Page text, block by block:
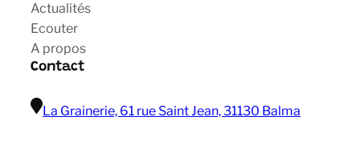
Actualités
Ecouter
A propos
Contact
La Grainerie, 61 rue Saint Jean, 31130 Balma